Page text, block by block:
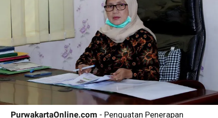
PurwakartaOnline.com - Penguatan Penerapan